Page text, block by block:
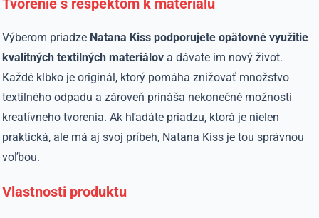
Tvorenie s rešpektom k materiálu
Výberom priadze Natana Kiss podporujete opätovné využitie
kvalitných textilných materiálov a dávate im nový život.
Každé klbko je originál, ktorý pomáha znižovať množstvo
textilného odpadu a zároveň prináša nekonečné možnosti
kreatívneho tvorenia. Ak hľadáte priadzu, ktorá je nielen
praktická, ale má aj svoj príbeh, Natana Kiss je tou správnou
voľbou.
Vlastnosti produktu